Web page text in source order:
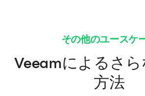
その他のユースケ
Veeamによるさ
方法